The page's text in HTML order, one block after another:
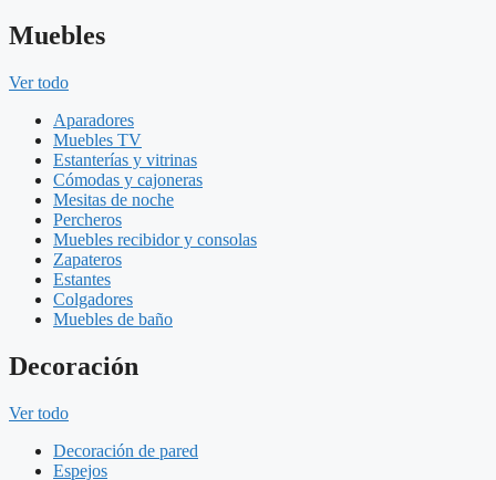
Muebles
Ver todo
Aparadores
Muebles TV
Estanterías y vitrinas
Cómodas y cajoneras
Mesitas de noche
Percheros
Muebles recibidor y consolas
Zapateros
Estantes
Colgadores
Muebles de baño
Decoración
Ver todo
Decoración de pared
Espejos